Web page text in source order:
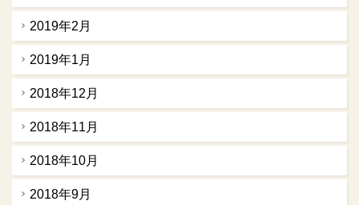
2019年2月
2019年1月
2018年12月
2018年11月
2018年10月
2018年9月